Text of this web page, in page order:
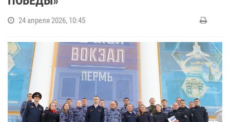
24 апреля 2026, 10:45